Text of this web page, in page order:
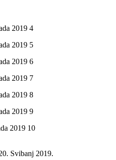
Svibanj 2019.